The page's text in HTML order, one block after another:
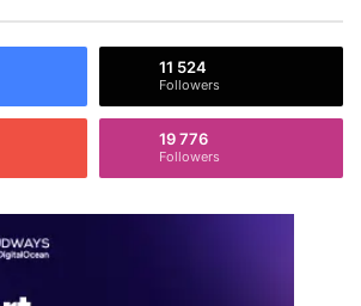
11 524
Followers
19 776
Followers